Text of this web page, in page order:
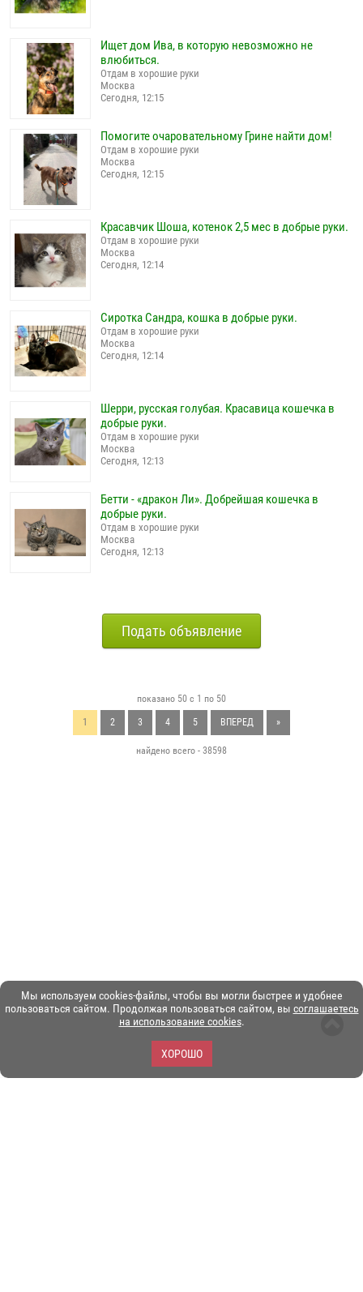
Мы используем cookies-файлы, чтобы вы могли быстрее и удобнее
пользоваться сайтом. Продолжая пользоваться сайтом, вы соглашаетесь
на использование cookies.
ХОРОШО
Ищет дом Ива, в которую невозможно не
влюбиться.
Отдам в хорошие руки
Москва
Сегодня, 12:15
Помогите очаровательному Грине найти дом!
Отдам в хорошие руки
Москва
Сегодня, 12:15
Красавчик Шоша, котенок 2,5 мес в добрые руки.
Отдам в хорошие руки
Москва
Сегодня, 12:14
Сиротка Сандра, кошка в добрые руки.
Отдам в хорошие руки
Москва
Сегодня, 12:14
Шерри, русская голубая. Красавица кошечка в
добрые руки.
Отдам в хорошие руки
Москва
Сегодня, 12:13
Бетти - «дракон Ли». Добрейшая кошечка в
добрые руки.
Отдам в хорошие руки
Москва
Сегодня, 12:13
Подать объявление
показано 50 с 1 по 50
1 2 3 4 5 ВПЕРЕД »
найдено всего - 38598